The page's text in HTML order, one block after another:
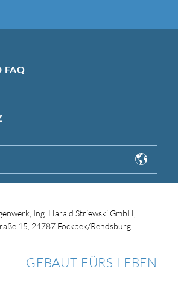
FAQ
Ing. Harald Striewski GmbH,
15, 24787 Fockbek/Rendsburg
GEBAUT FÜRS LEBEN